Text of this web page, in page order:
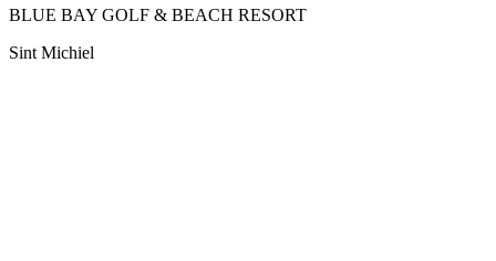
BLUE BAY GOLF & BEACH RESORT
Sint Michiel